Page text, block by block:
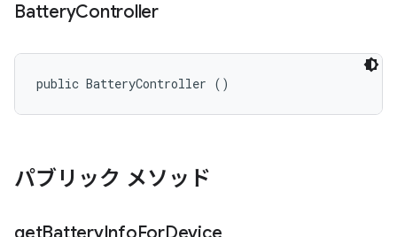
BatteryController
public BatteryController ()
パブリック メソッド